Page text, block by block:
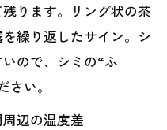
ります。リング状の茶
繰り返したサイン。シ
ので、シミの“ふ
い。
辺の温度差